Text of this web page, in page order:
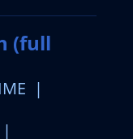
(full
|